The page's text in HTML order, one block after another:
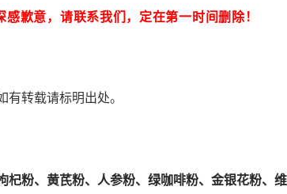
歉意，请联系我们，定在第一时间删除！
转载请标明出处。
杞粉、黄芪粉、人参粉、绿咖啡粉、金银花粉、